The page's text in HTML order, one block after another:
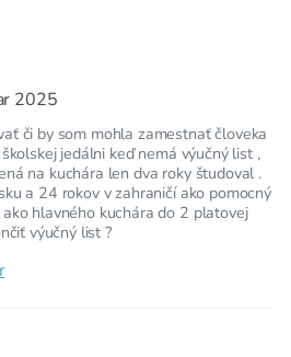
2025
či by som mohla zamestnať človeka
jedálni keď nemá výučný list ,
na kuchára len dva roky študoval .
a 24 rokov v zahraničí ako pomocný
hlavného kuchára do 2 platovej
výučný list ?